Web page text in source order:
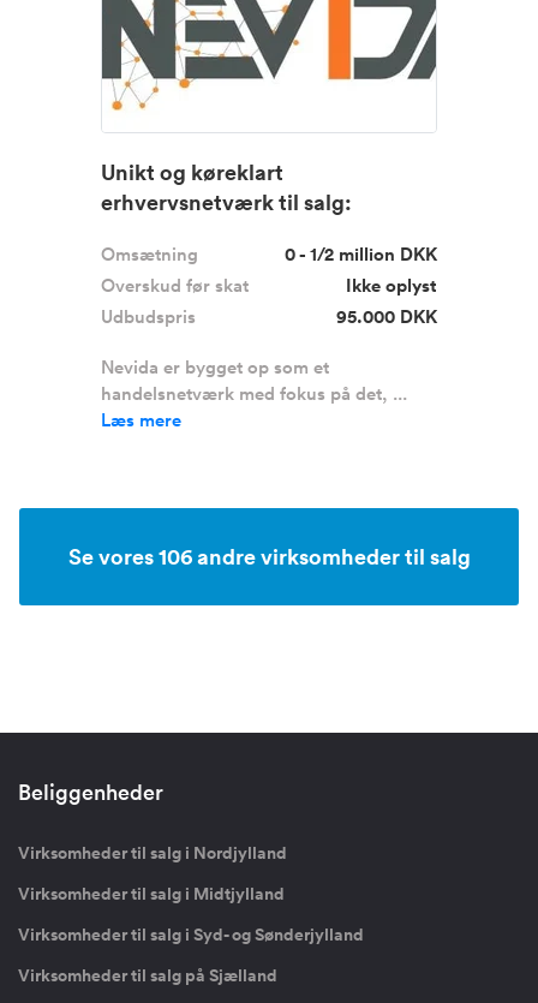
Unikt og køreklart
erhvervsnetværk til salg:
Omsætning
0 - 1/2 million DKK
Overskud før skat
Ikke oplyst
Udbudspris
95.000 DKK
Nevida er bygget op som et
handelsnetværk med fokus på det, ...
Læs mere
Se vores 106 andre virksomheder til salg
Beliggenheder
Virksomheder til salg i Nordjylland
Virksomheder til salg i Midtjylland
Virksomheder til salg i Syd- og Sønderjylland
Virksomheder til salg på Sjælland